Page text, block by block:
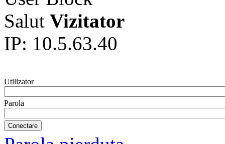
Salut Vizitator
IP: 10.5.63.40
Utilizator
Parola